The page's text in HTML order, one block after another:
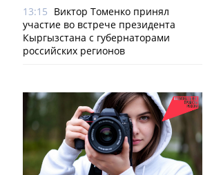
Фото: Антон Федотов
13:15 Виктор Томенко принял
участие во встрече президента
Кыргызстана с губернаторами
российских регионов